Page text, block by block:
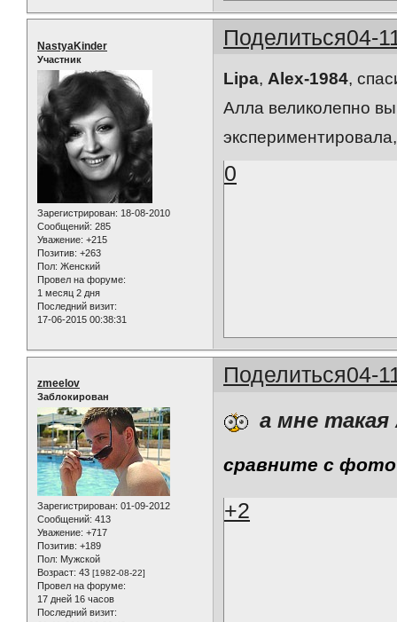
Поделиться04-
NastyaKinder
Участник
Зарегистрирован: 18-08-2010
Сообщений: 285
Уважение: +215
Позитив: +263
Пол: Женский
Провел на форуме:
1 месяц 2 дня
Последний визит:
17-06-2015 00:38:31
Lipa,Alex-1984,
Алла великолепно
0
Поделиться04-
zmeelov
Заблокирован
Зарегистрирован: 01-09-2012
Сообщений: 413
Уважение: +717
Позитив: +189
Пол: Мужской
Возраст: 43 [1982-08-22]
Провел на форуме:
17 дней 16 часов
Последний визит:
а мне
сравните с фото
+2